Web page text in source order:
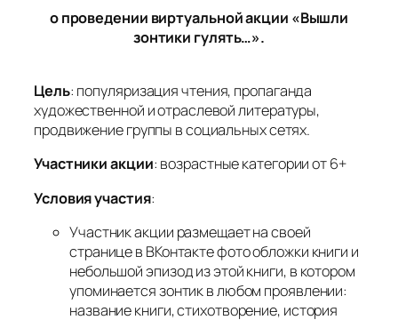
о проведении виртуальной акции «Вышли
зонтики гулять…».
Цель: популяризация чтения, пропаганда
художественной и отраслевой литературы,
продвижение группы в социальных сетях.
Участники акции: возрастные категории от 6+
Условия участия:
Участник акции размещает на своей
странице в ВКонтакте фото обложки книги и
небольшой эпизод из этой книги, в котором
упоминается зонтик в любом проявлении:
название книги, стихотворение, история